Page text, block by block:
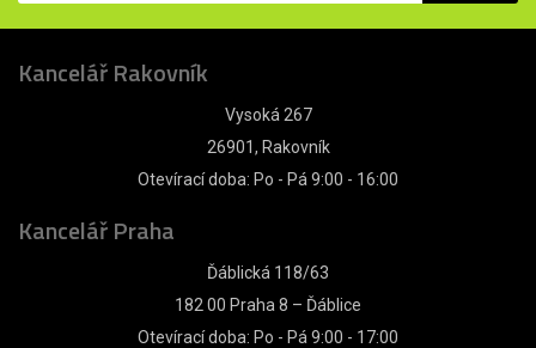
Kancelář Rakovník
Vysoká 267
26901, Rakovník
Otevírací doba: Po - Pá 9:00 - 16:00
Kancelář Praha
Ďáblická 118/63
182 00 Praha 8 – Ďáblice
Otevírací doba: Po - Pá 9:00 - 17:00